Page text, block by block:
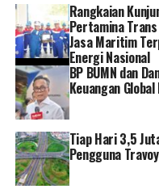
“Kami siap mendukung
kendaraan listrik agar
SPKLU siap untuk
mudik,” ujar Darmawan.
Laman:1
RELATED TOPICS: PT PLN
Rangkaian
Pertamina
Jasa Maritim
Energi Nasional
BP BUMN dan
Keuangan
Tiap Hari 3,5
Pengguna